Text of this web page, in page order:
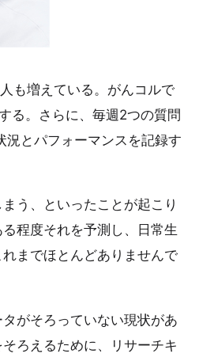
も増えている。がんコルで
る。さらに、毎週2つの質問
とパフォーマンスを記録す
う、といったことが起こり
程度それを予測し、日常生
までほとんどありませんで
がそろっていない現状があ
ろえるために、リサーチキ